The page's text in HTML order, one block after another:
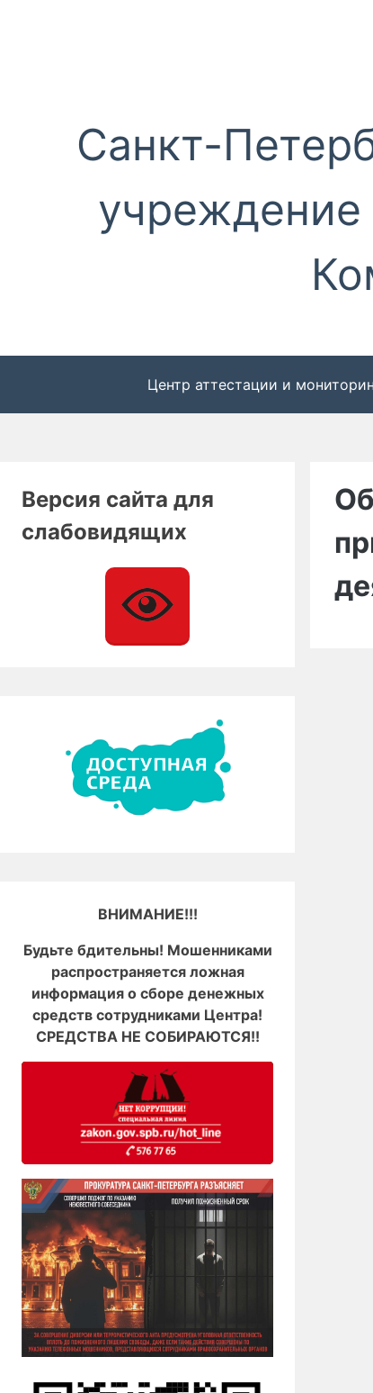
Санкт-
учреждение
Центр аттестации и
Версия сайта для
слабовидящих
ВНИМАНИЕ!!!
Будьте бдительны! Мошенниками
распространяется ложная
информация о сборе денежных
средств сотрудниками Центра!
СРЕДСТВА НЕ СОБИРАЮТСЯ!!